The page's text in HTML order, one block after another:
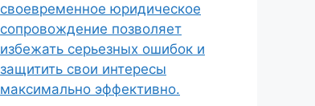
своевременное юридическое
сопровождение позволяет
избежать серьезных ошибок и
защитить свои интересы
максимально эффективно.